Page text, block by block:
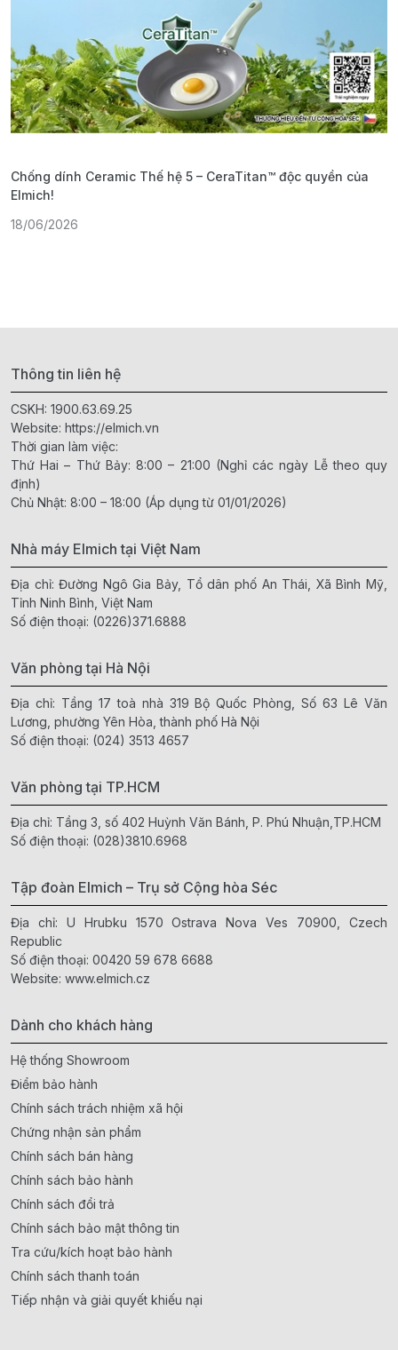
Chống dính Ceramic Thế hệ 5 – CeraTitan™ độc quyền của
Elmich!
18/06/2026
Thông tin liên hệ
CSKH: 1900.63.69.25
Website: https://elmich.vn
Thời gian làm việc:
Thứ Hai – Thứ Bảy: 8:00 – 21:00 (Nghỉ các ngày Lễ theo quy
định)
Chủ Nhật: 8:00 – 18:00 (Áp dụng từ 01/01/2026)
Nhà máy Elmich tại Việt Nam
Địa chỉ: Đường Ngô Gia Bảy, Tổ dân phố An Thái, Xã Bình Mỹ,
Tỉnh Ninh Bình, Việt Nam
Số điện thoại: (0226)371.6888
Văn phòng tại Hà Nội
Địa chỉ: Tầng 17 toà nhà 319 Bộ Quốc Phòng, Số 63 Lê Văn
Lương, phường Yên Hòa, thành phố Hà Nội
Số điện thoại: (024) 3513 4657
Văn phòng tại TP.HCM
Địa chỉ: Tầng 3, số 402 Huỳnh Văn Bánh, P. Phú Nhuận,TP.HCM
Số điện thoại: (028)3810.6968
Tập đoàn Elmich – Trụ sở Cộng hòa Séc
Địa chỉ: U Hrubku 1570 Ostrava Nova Ves 70900, Czech
Republic
Số điện thoại: 00420 59 678 6688
Website: www.elmich.cz
Dành cho khách hàng
Hệ thống Showroom
Điểm bảo hành
Chính sách trách nhiệm xã hội
Chứng nhận sản phẩm
Chính sách bán hàng
Chính sách bảo hành
Chính sách đổi trả
Chính sách bảo mật thông tin
Tra cứu/kích hoạt bảo hành
Chính sách thanh toán
Tiếp nhận và giải quyết khiếu nại